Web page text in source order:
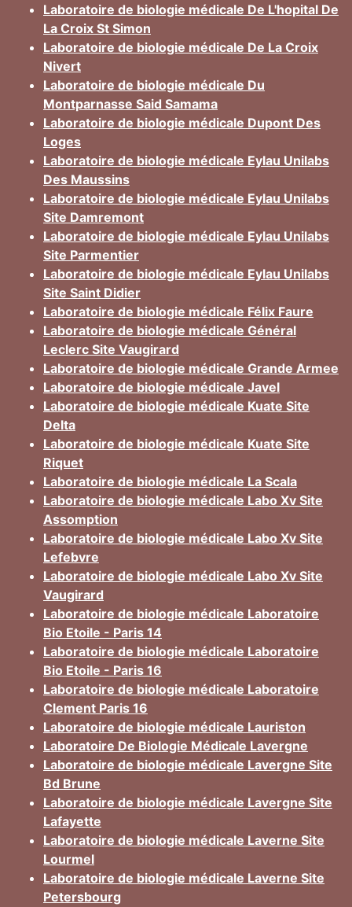
Laboratoire de biologie médicale De L'hopital De
La Croix St Simon
Laboratoire de biologie médicale De La Croix
Nivert
Laboratoire de biologie médicale Du
Montparnasse Said Samama
Laboratoire de biologie médicale Dupont Des
Loges
Laboratoire de biologie médicale Eylau Unilabs
Des Maussins
Laboratoire de biologie médicale Eylau Unilabs
Site Damremont
Laboratoire de biologie médicale Eylau Unilabs
Site Parmentier
Laboratoire de biologie médicale Eylau Unilabs
Site Saint Didier
Laboratoire de biologie médicale Félix Faure
Laboratoire de biologie médicale Général
Leclerc Site Vaugirard
Laboratoire de biologie médicale Grande Armee
Laboratoire de biologie médicale Javel
Laboratoire de biologie médicale Kuate Site
Delta
Laboratoire de biologie médicale Kuate Site
Riquet
Laboratoire de biologie médicale La Scala
Laboratoire de biologie médicale Labo Xv Site
Assomption
Laboratoire de biologie médicale Labo Xv Site
Lefebvre
Laboratoire de biologie médicale Labo Xv Site
Vaugirard
Laboratoire de biologie médicale Laboratoire
Bio Etoile - Paris 14
Laboratoire de biologie médicale Laboratoire
Bio Etoile - Paris 16
Laboratoire de biologie médicale Laboratoire
Clement Paris 16
Laboratoire de biologie médicale Lauriston
Laboratoire De Biologie Médicale Lavergne
Laboratoire de biologie médicale Lavergne Site
Bd Brune
Laboratoire de biologie médicale Lavergne Site
Lafayette
Laboratoire de biologie médicale Laverne Site
Lourmel
Laboratoire de biologie médicale Laverne Site
Petersbourg